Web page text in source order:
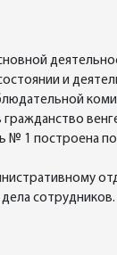
и
№ 1 построена